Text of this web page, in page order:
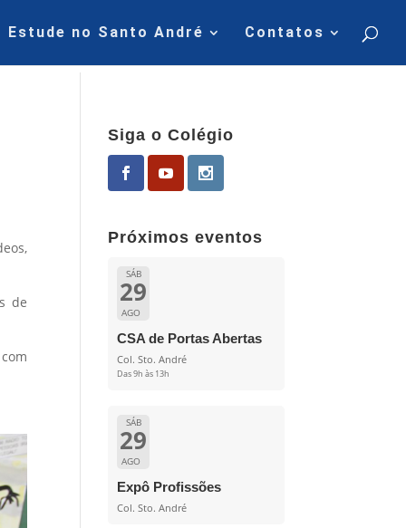
Estude no Santo André Contatos
de
Siga o Colégio
Próximos eventos
SÁB
29
AGO
CSA de Portas Abertas
Col. Sto. André
Das 9h às 13h
SÁB
29
AGO
Expô Profissões
Col. Sto. André